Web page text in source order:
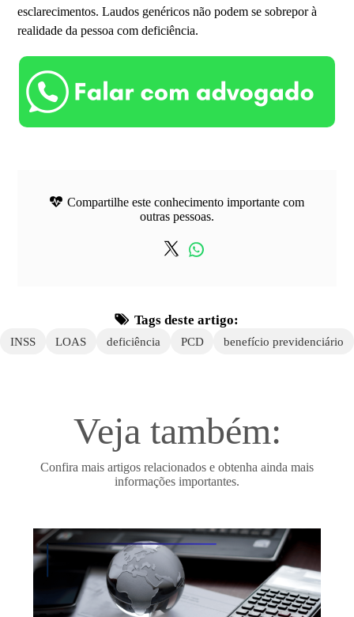
esclarecimentos. Laudos genéricos não podem se sobrepor à
realidade da pessoa com deficiência.
Compartilhe este conhecimento importante com
outras pessoas.
Tags deste artigo:
INSS LOAS deficiência PCD benefício previdenciário
Veja também:
Confira mais artigos relacionados e obtenha ainda mais
informações importantes.